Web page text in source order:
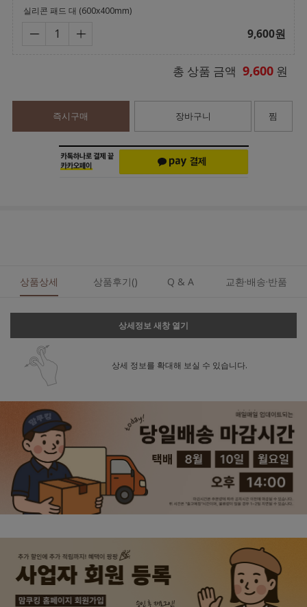
실리콘 패드 대 (600x400mm)
9,600원
총 상품 금액 9,600 원
즉시구매 장바구니 찜
상품상세 상품후기() Q & A 교환·배송·반품
상세정보 새창 열기
상세 정보를 확대해 보실 수 있습니다.